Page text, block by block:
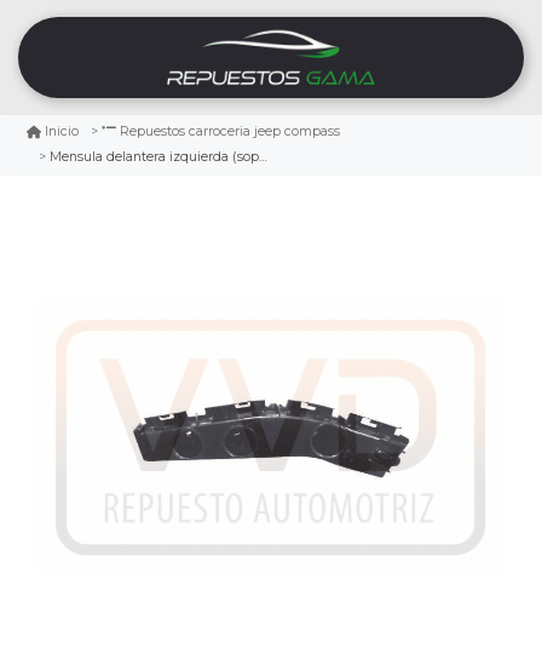
Inicio
Repuestos carroceria jeep compass
Mensula delantera izquierda (soporte parachoque) jeep compass 2.4 2011/2017